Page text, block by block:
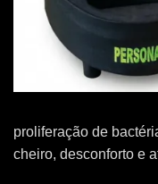
proliferação de
cheiro, desconforto e